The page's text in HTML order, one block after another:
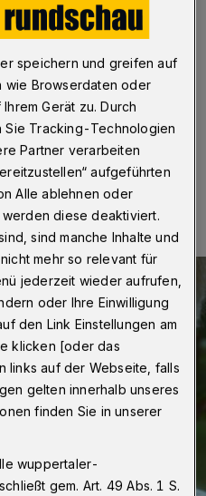
des Loher Bahnhofs
die traditionelle
statt.
Minute Lesezeit
speichern und greifen auf
Browserdaten oder
Gerät zu. Durch
Sie Tracking-Technologien
Partner verarbeiten
aufgeführten
Alle ablehnen oder
diese deaktiviert.
sind manche Inhalte und
mehr so relevant für
jederzeit wieder aufrufen,
oder Ihre Einwilligung
den Link Einstellungen am
klicken [oder das
links auf der Webseite, falls
gelten innerhalb unseres
finden Sie in unserer
wuppertaler-
gem. Art. 49 Abs. 1 S.